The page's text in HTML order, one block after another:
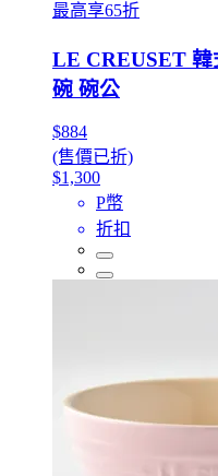
最高享65折
LE CREUSET 韓
碗 碗公
$884
(售價已折)
$1,300
P幣
折扣